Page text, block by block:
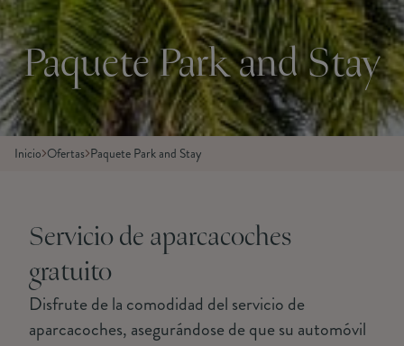
Paquete Park and Stay
Inicio Ofertas Paquete Park and Stay
Servicio de aparcacoches
gratuito
Disfrute de la comodidad del servicio de
aparcacoches, asegurándose de que su automóvil